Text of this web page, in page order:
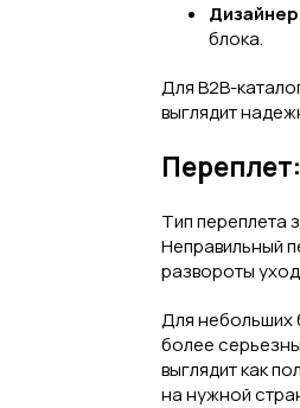
блока.
Для B2B-
выглядит
Тип переплета
Неправильный
развороты
Для
более
выглядит как
на нужной